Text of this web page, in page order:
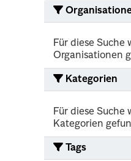
Für diese Suche
Organisationen
Kategorien
Für diese Suche
Kategorien
Tags